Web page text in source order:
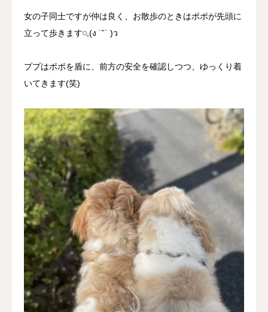
女の子同士ですが仲は良く、お散歩のときはポポが先頭に
立って歩きます‪𓏸𓈒(ง ˙˘˙ )ว
ププはポポを盾に、前方の安全を確認しつつ、ゆっくり着
いてきます(笑)